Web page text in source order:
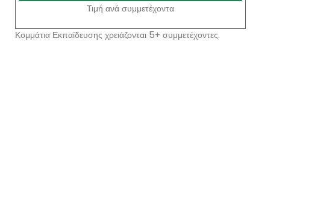
Τιμή ανά συμμετέχοντα
Κομμάτια Εκπαίδευσης χρειάζονται 5+ συμμετέχοντες.